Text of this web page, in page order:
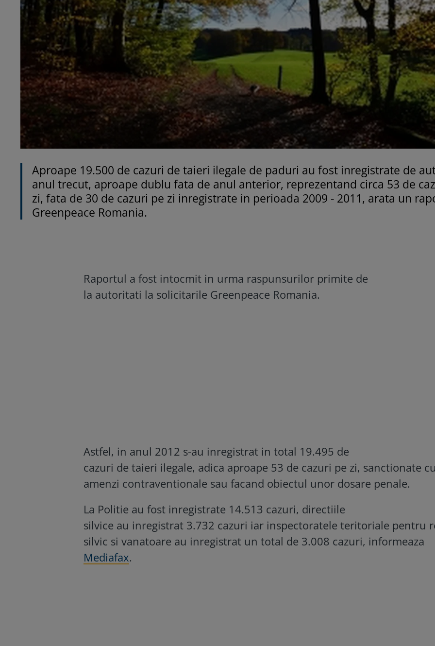
Aproape 19.500 de cazuri de taieri ilegale de paduri au fost inregistrate de
anul trecut, aproape dublu fata de anul anterior, reprezentand circa 53 de
zi, fata de 30 de cazuri pe zi inregistrate in perioada 2009 - 2011, arata un
Greenpeace Romania.
Raportul a fost intocmit in urma raspunsurilor primite de
la autoritati la solicitarile Greenpeace Romania.
Astfel, in anul 2012 s-au inregistrat in total 19.495 de
cazuri de taieri ilegale, adica aproape 53 de cazuri pe zi, sanctionate
amenzi contraventionale sau facand obiectul unor dosare penale.
La Politie au fost inregistrate 14.513 cazuri, directiile
silvice au inregistrat 3.732 cazuri iar inspectoratele teritoriale pentru
silvic si vanatoare au inregistrat un total de 3.008 cazuri, informeaza
Mediafax.